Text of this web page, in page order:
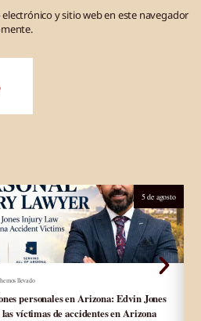
y sitio web en este navegador
5 de agosto
llevado
personales en Arizona: Edvin Jones
víctimas de accidentes en Arizona